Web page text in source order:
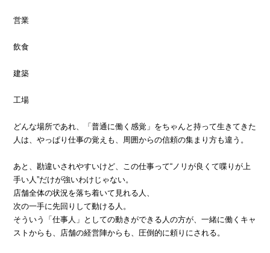
営業
飲食
建築
工場
どんな場所であれ、「普通に働く感覚」をちゃんと持って生きてきた
人は、やっぱり仕事の覚えも、周囲からの信頼の集まり方も違う。
あと、勘違いされやすいけど、この仕事って“ノリが良くて喋りが上
手い人”だけが強いわけじゃない。
店舗全体の状況を落ち着いて見れる人、
次の一手に先回りして動ける人。
そういう「仕事人」としての動きができる人の方が、一緒に働くキャ
ストからも、店舗の経営陣からも、圧倒的に頼りにされる。